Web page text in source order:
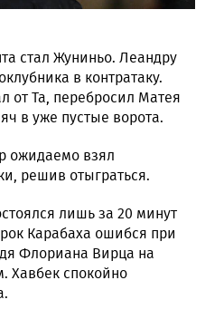
стал Жуниньо. Леандру
в контратаку.
от Та, перебросил Матея
в уже пустые ворота.
ожидаемо взял
решив отыграться.
лишь за 20 минут
Карабаха ошибся при
Флориана Вирца на
Хавбек спокойно